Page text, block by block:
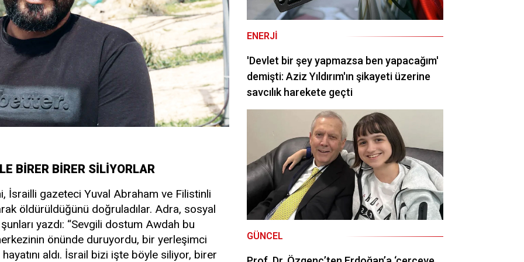
BİRER BİRER SİLİYORLAR
İsrailli gazeteci Yuval Abraham ve Filistinli
öldürüldüğünü doğruladılar. Adra, sosyal
yazdı: “Sevgili dostum Awdah bu
önünde duruyordu, bir yerleşimci
aldı. İsrail bizi işte böyle siliyor, birer
ENERJI
'Devlet bir şey yapmazsa ben yapacağım'
demişti: Aziz Yıldırım'ın şikayeti üzerine
savcılık harekete geçti
GÜNCEL